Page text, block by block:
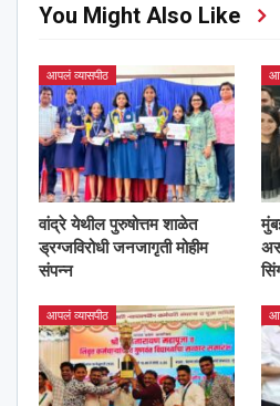
You Might Also Like
आपलं व्यासपीठ
वांद्रे येथील पुरुषोत्तम शाळेत
ड्रग्जविरोधी जनजागृती मोहीम
संपन्न
आपलं व्यासपीठ